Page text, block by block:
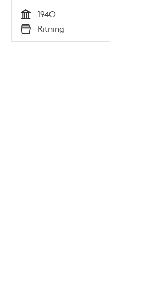
Tid
1940
Typ
Ritning